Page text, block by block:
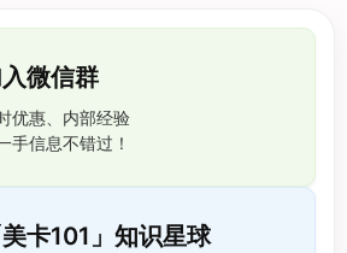
微信群
优惠、内部经验
手信息不错过！
美卡101」知识星球